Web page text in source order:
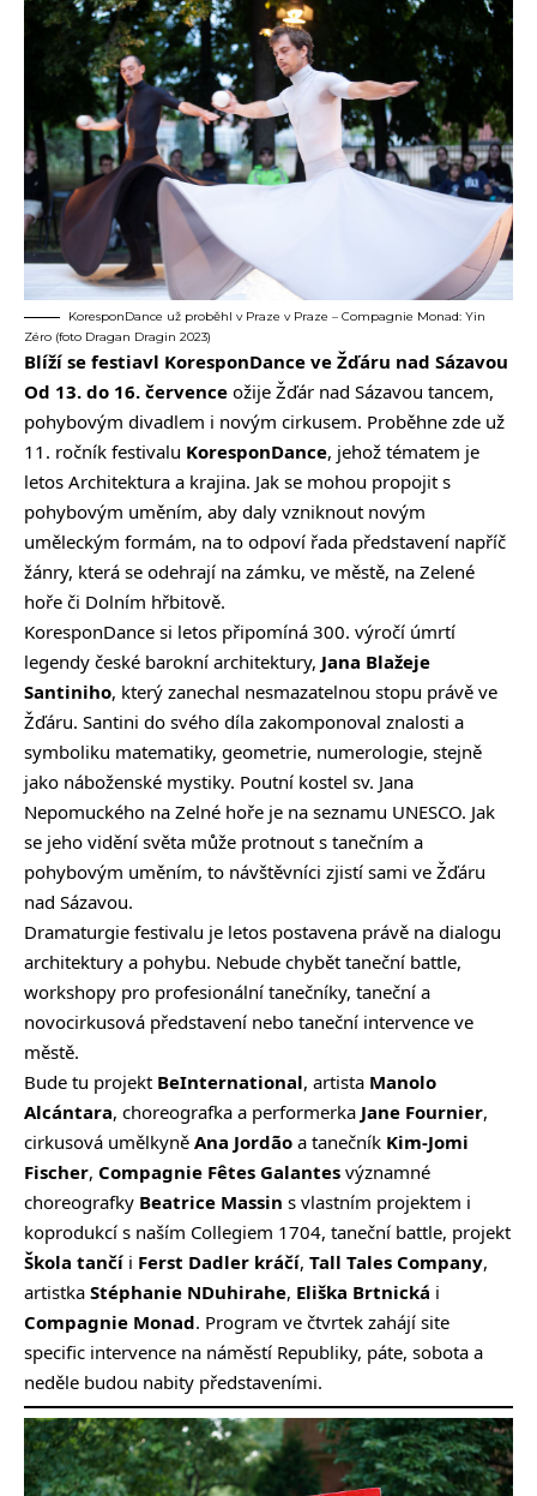
KoresponDance už proběhl v Praze v Praze – Compagnie Monad: Yin
Zéro (foto Dragan Dragin 2023)
Blíží se festiavl KoresponDance ve Žďáru nad Sázavou
Od 13. do 16. července ožije Žďár nad Sázavou tancem,
pohybovým divadlem i novým cirkusem. Proběhne zde už
11. ročník festivalu KoresponDance, jehož tématem je
letos Architektura a krajina. Jak se mohou propojit s
pohybovým uměním, aby daly vzniknout novým
uměleckým formám, na to odpoví řada představení napříč
žánry, která se odehrají na zámku, ve městě, na Zelené
hoře či Dolním hřbitově.
KoresponDance si letos připomíná 300. výročí úmrtí
legendy české barokní architektury, Jana Blažeje
Santiniho, který zanechal nesmazatelnou stopu právě ve
Žďáru. Santini do svého díla zakomponoval znalosti a
symboliku matematiky, geometrie, numerologie, stejně
jako náboženské mystiky. Poutní kostel sv. Jana
Nepomuckého na Zelné hoře je na seznamu UNESCO. Jak
se jeho vidění světa může protnout s tanečním a
pohybovým uměním, to návštěvníci zjistí sami ve Žďáru
nad Sázavou.
Dramaturgie festivalu je letos postavena právě na dialogu
architektury a pohybu. Nebude chybět taneční battle,
workshopy pro profesionální tanečníky, taneční a
novocirkusová představení nebo taneční intervence ve
městě.
Bude tu projekt BeInternational, artista Manolo
Alcántara, choreografka a performerka Jane Fournier,
cirkusová umělkyně Ana Jordão a tanečník Kim-Jomi
Fischer, Compagnie Fêtes Galantes významné
choreografky Beatrice Massin s vlastním projektem i
koprodukcí s naším Collegiem 1704, taneční battle, projekt
Škola tančí i Ferst Dadler kráčí, Tall Tales Company,
artistka Stéphanie NDuhirahe, Eliška Brtnická i
Compagnie Monad. Program ve čtvrtek zahájí site
specific intervence na náměstí Republiky, páte, sobota a
neděle budou nabity představeními.